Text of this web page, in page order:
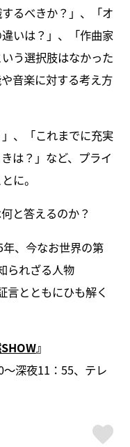
るべきか？」、「オ
いは？」、「作曲家
う選択肢はなかった
音楽に対する考え方
、「これまでに充実
は？」など、プライ
に。
と答えるのか？
、今なお世界の第
られざる人物
言とともにひも解く
』
深夜11：55、テレ